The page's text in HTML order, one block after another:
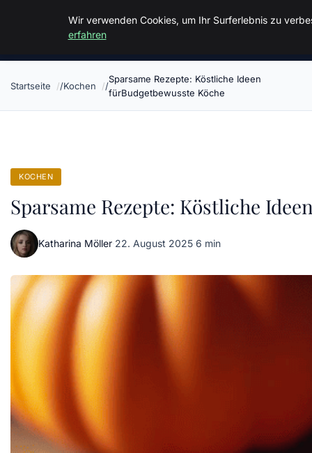
Malzminden
Startseite Kochen
Sparsame Rezepte: Köstliche Ideen
fürBudgetbewusste Köche
KOCHEN
Sparsame Rezepte: Köstliche
Katharina Möller·22. August 2025·6 min
Wir verwenden Cookies, um Ihr Surferlebnis zu
erfahren